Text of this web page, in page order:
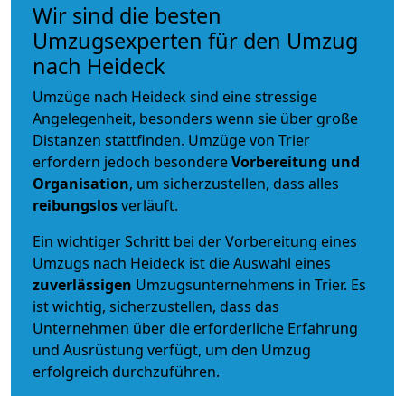
Wir sind die besten
Umzugsexperten für den Umzug
nach Heideck
Umzüge nach Heideck sind eine stressige
Angelegenheit, besonders wenn sie über große
Distanzen stattfinden. Umzüge von Trier
erfordern jedoch besondereVorbereitung und
Organisation, um sicherzustellen, dass alles
reibungslosverläuft.
Ein wichtiger Schritt bei der Vorbereitung eines
Umzugs nach Heideck ist die Auswahl eines
zuverlässigen Umzugsunternehmens in Trier. Es
ist wichtig, sicherzustellen, dass das
Unternehmen über die erforderliche Erfahrung
und Ausrüstung verfügt, um den Umzug
erfolgreich durchzuführen.